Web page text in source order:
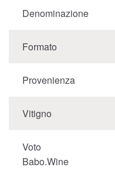
Denominazione
Formato
Provenienza
Vitigno
Voto
Babo.Wine